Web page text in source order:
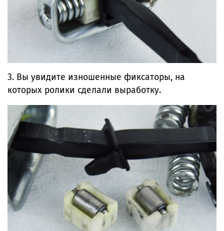
3. Вы увидите изношенные фиксаторы, на
которых ролики сделали выработку.